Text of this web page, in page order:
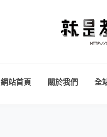
網站首頁 關於我們 全